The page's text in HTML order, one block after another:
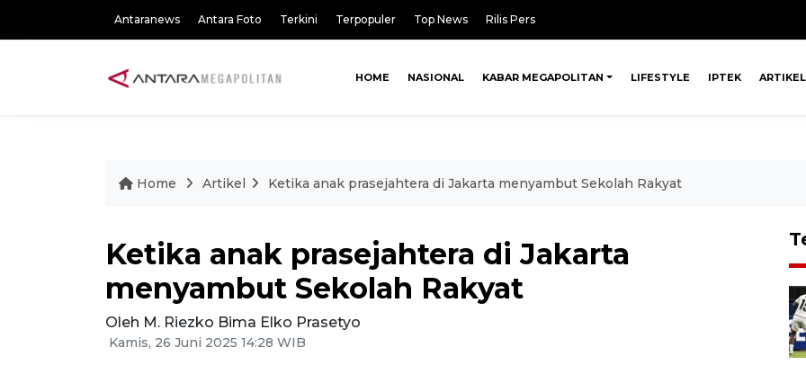
Antaranews Antara Foto Terkini Terpopuler Top News Rilis Pers
HOME NASIONAL KABAR MEGAPOLITAN LIFESTYLE IPTEK ARTIKEL
Home Artikel Ketika anak prasejahtera di Jakarta menyambut Sekolah Rakyat
Ketika anak prasejahtera di Jakarta
menyambut Sekolah Rakyat
Oleh M. Riezko Bima Elko Prasetyo
Kamis, 26 Juni 2025 14:28 WIB